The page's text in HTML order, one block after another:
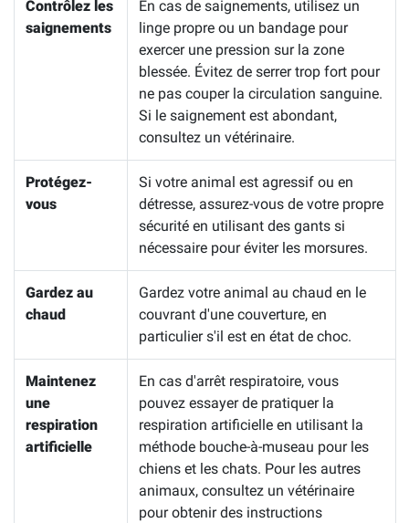
Contrôlez les
saignements
En cas de saignements, utilisez un
linge propre ou un bandage pour
exercer une pression sur la zone
blessée. Évitez de serrer trop fort pour
ne pas couper la circulation sanguine.
Si le saignement est abondant,
consultez un vétérinaire.
Protégez-
vous
Si votre animal est agressif ou en
détresse, assurez-vous de votre propre
sécurité en utilisant des gants si
nécessaire pour éviter les morsures.
Gardez au
chaud
Gardez votre animal au chaud en le
couvrant d'une couverture, en
particulier s'il est en état de choc.
Maintenez
une
respiration
artificielle
En cas d'arrêt respiratoire, vous
pouvez essayer de pratiquer la
respiration artificielle en utilisant la
méthode bouche-à-museau pour les
chiens et les chats. Pour les autres
animaux, consultez un vétérinaire
pour obtenir des instructions